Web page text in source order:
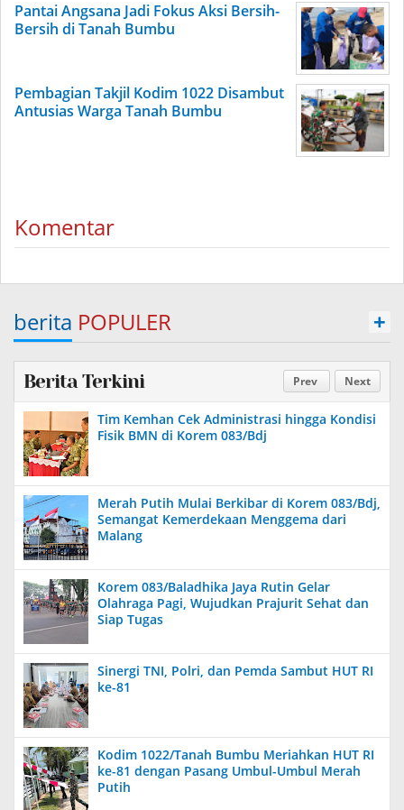
Pantai Angsana Jadi Fokus Aksi Bersih-
Bersih di Tanah Bumbu
Pembagian Takjil Kodim 1022 Disambut
Antusias Warga Tanah Bumbu
Komentar
berita POPULER +
Prev Next
Berita Terkini
Tim Kemhan Cek Administrasi hingga Kondisi
Fisik BMN di Korem 083/Bdj
Merah Putih Mulai Berkibar di Korem 083/Bdj,
Semangat Kemerdekaan Menggema dari
Malang
Korem 083/Baladhika Jaya Rutin Gelar
Olahraga Pagi, Wujudkan Prajurit Sehat dan
Siap Tugas
Sinergi TNI, Polri, dan Pemda Sambut HUT RI
ke-81
Kodim 1022/Tanah Bumbu Meriahkan HUT RI
ke-81 dengan Pasang Umbul-Umbul Merah
Putih